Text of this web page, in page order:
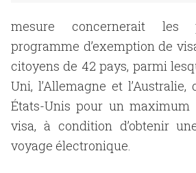
mesure concernerait les
programme d’exemption de
citoyens de 42 pays, parmi
Uni, l’Allemagne et
États-Unis pour un maximum
visa, à condition d’obtenir
voyage électronique.